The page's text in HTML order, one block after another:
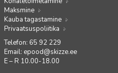
Maksmine
Kauba tagastamine
Privaatsuspoliitika
Telefon: 65 92 229
Email: epood@skizze.ee
E – R 10.00-18.00